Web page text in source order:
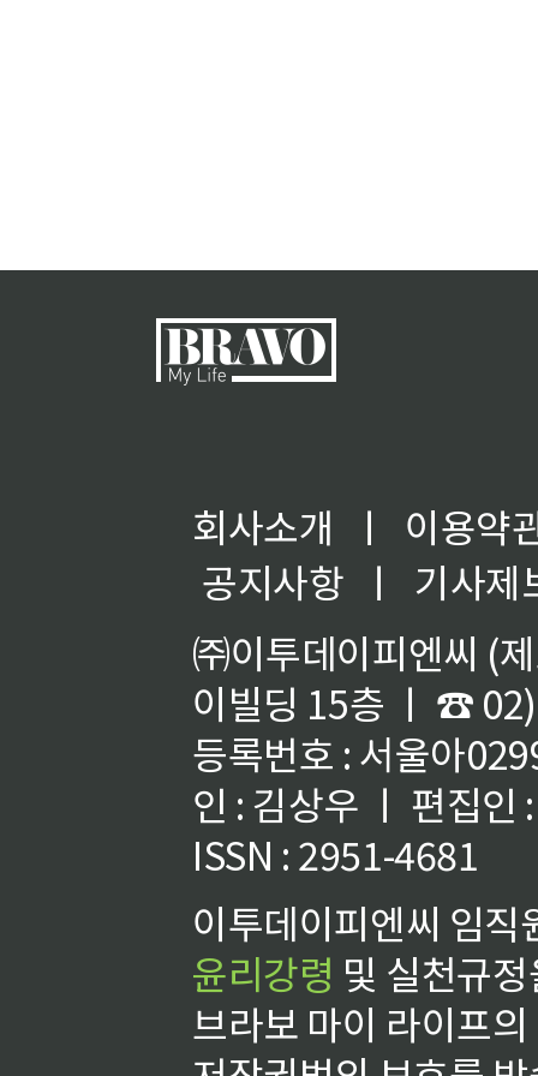
회사소개 ㅣ
이용약
공지사항
ㅣ
기사제
㈜이투데이피엔씨 (
이빌딩 15층 ㅣ ☎
등록번호 : 서울아
인 : 김상우 ㅣ 편집인
ISSN : 2951-4681
이투데이피엔씨 임
윤리강령 및 실천규
브라보 마이 라이프